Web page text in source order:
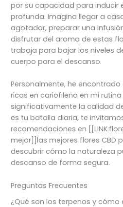
por su capacidad para inducir
profunda. Imagina llegar a
agotador, preparar una
disfrutar del aroma de estas
trabaja para bajar los niveles
cuerpo para el descanso.
Personalmente, he
ricas en cariofileno en mi
significativamente la calidad
es tu batalla diaria, te
recomendaciones en
mejor]]las mejores flores CBD
descubrir cómo la naturaleza
descanso de forma segura.
Preguntas Frecuentes
¿Qué son los terpenos y